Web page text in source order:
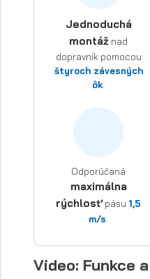
Jednoduchá
montáž nad
dopravník pomocou
štyroch závesných
ôk.
Odporúčaná
maximálna
rýchlosťpásu 1,5
m/s.
Video: Funkce